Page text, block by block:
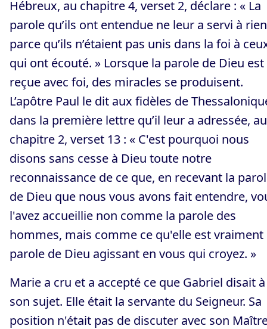
Hébreux, au chapitre 4, verset 2, déclare : « La
parole qu’ils ont entendue ne leur a servi à rien
parce qu’ils n’étaient pas unis dans la foi à
qui ont écouté. » Lorsque la parole de Dieu est
reçue avec foi, des miracles se produisent.
L’apôtre Paul le dit aux fidèles de
dans la première lettre qu’il leur a adressée, au
chapitre 2, verset 13 : « C'est pourquoi nous
disons sans cesse à Dieu toute notre
reconnaissance de ce que, en recevant la
de Dieu que nous vous avons fait entendre,
l'avez accueillie non comme la parole des
hommes, mais comme ce qu'elle est vraiment
parole de Dieu agissant en vous qui croyez. »
Marie a cru et a accepté ce que Gabriel disait à
son sujet. Elle était la servante du Seigneur. Sa
position n'était pas de discuter avec son